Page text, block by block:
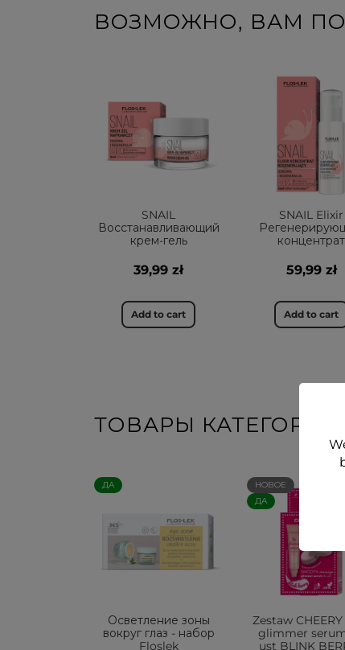
ВОЗМОЖНО, ВАМ
SNAIL
Восстанавливающий
крем-гель
39,99 zł
Add to cart
SNAIL Elixir
концентрат
59,99 zł
Add to cart
ТОВАРЫ КАТЕГОРИИ
ДА
Осветление зоны
вокруг глаз - набор
Floslek
НОВОЕ
ДА
Zestaw CHEERY
glimmer
ust BLINK